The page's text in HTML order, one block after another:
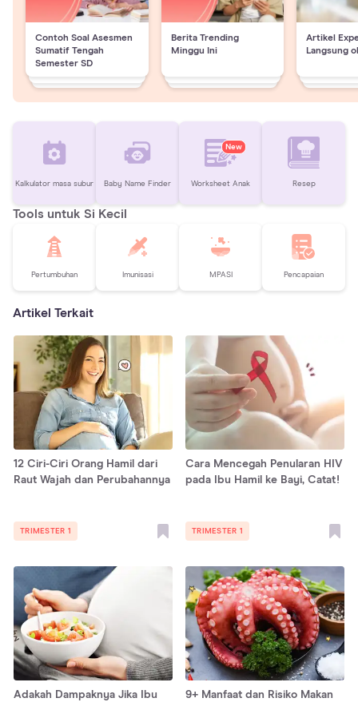
Contoh Soal Asesmen
Sumatif Tengah
Semester SD
Berita Trending
Minggu Ini
Artikel
Langsung
Kalkulator masa subur Baby Name Finder
New
Worksheet Anak Resep
Tools untuk Si Kecil
Pertumbuhan Imunisasi MPASI Pencapaian
Artikel Terkait
12 Ciri-Ciri Orang Hamil dari
Raut Wajah dan Perubahannya
TRIMESTER 1
Cara Mencegah Penularan HIV
pada Ibu Hamil ke Bayi, Catat!
TRIMESTER 1
Adakah Dampaknya Jika Ibu
9+ Manfaat dan Risiko Makan